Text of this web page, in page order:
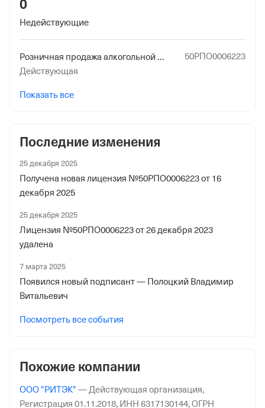
Наименование территориального органа
Московской обл.
0
Недействующие
Розничная продажа алкогольной продукции, лицензируемая субъектами Российской Федерации или органами местного самоуправления в соответствии с предоставленными законом полномочиями
50РПО0006223
Действующая
Показать все
Последние изменения
25 декабря 2025
Получена новая лицензия №50РПО0006223 от 16
декабря 2025
25 декабря 2025
Лицензия №50РПО0006223 от 26 декабря 2023
удалена
7 марта 2025
Появился новый подписант — Полоцкий Владимир
Витальевич
Посмотреть все события
Похожие компании
ООО "РИТЭК" — Действующая организация,
Регистрация 01.11.2018, ИНН 6317130144,ОГРН